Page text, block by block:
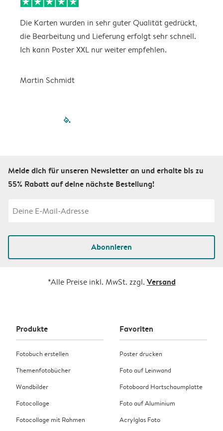
Die Karten wurden in sehr guter Qualität gedrückt,
die Bearbeitung und Lieferung erfolgt sehr schnell.
Ich kann Poster XXL nur weiter empfehlen.
Martin Schmidt
filled-pagination
Melde dich für unseren Newsletter an und erhalte bis zu
55% Rabatt auf deine nächste Bestellung!
Abonnieren
*Alle Preise inkl. MwSt. zzgl. Versand
Produkte
Fotobuch erstellen
Themenfotobücher
Wandbilder
Fotocollage
Fotocollage mit Rahmen
Favoriten
Poster drucken
Foto auf Leinwand
Fotoboard Hartschaumplatte
Foto auf Aluminium
Acrylglas Foto